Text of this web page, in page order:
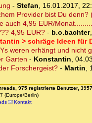
- Stefan, 16.01.2017,
Provider bist Du denn?
auch 4,95 EUR/
4,95 EUR?- b.o.bachter,
> schräge Ideen für
weren erhängt und nicht
Garten - Konstantin,
Forschergeist?- Martin,
975 registrierte Benutzer,
(Europe/Berlin)
Kontakt